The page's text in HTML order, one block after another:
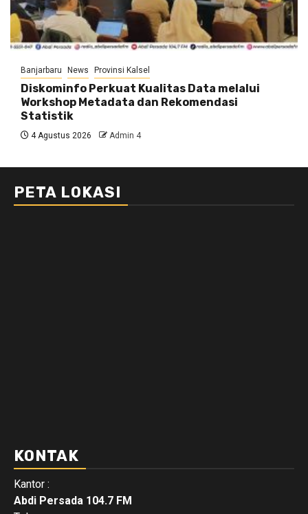
Banjarbaru News Provinsi Kalsel
Diskominfo Perkuat Kualitas Data melalui
Workshop Metadata dan Rekomendasi
Statistik
4 Agustus 2026 Admin 4
PETA LOKASI
KONTAK
Kantor :
Abdi Persada 104.7 FM